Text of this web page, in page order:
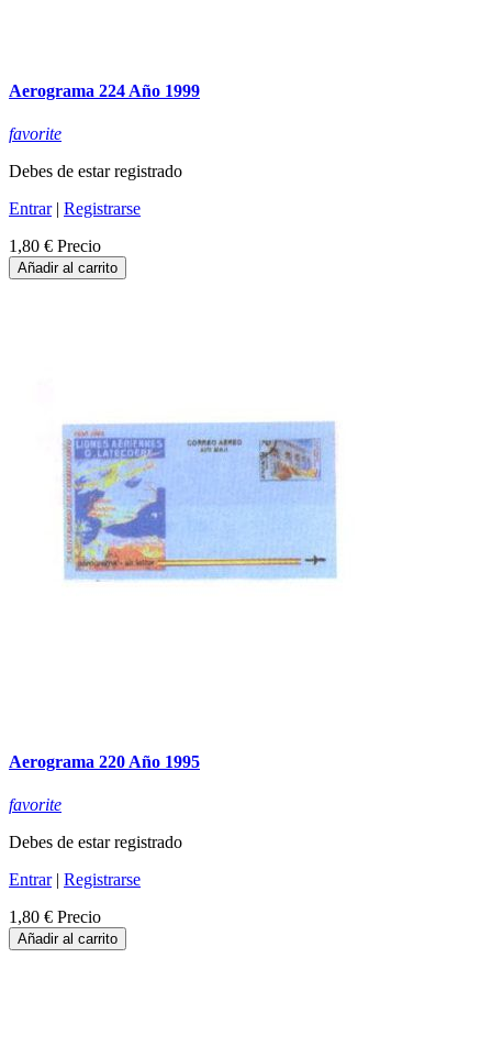
Aerograma 224 Año 1999
favorite
Debes de estar registrado
Entrar| Registrarse
1,80 € Precio
Añadir al carrito
Aerograma 220 Año 1995
favorite
Debes de estar registrado
Entrar| Registrarse
1,80 € Precio
Añadir al carrito